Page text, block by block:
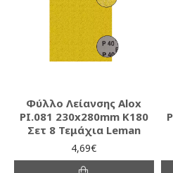
Φύλλο Λείανσης Alox
PI.081 230x280mm K180
Σετ 8 Τεμάχια Leman
4,69€